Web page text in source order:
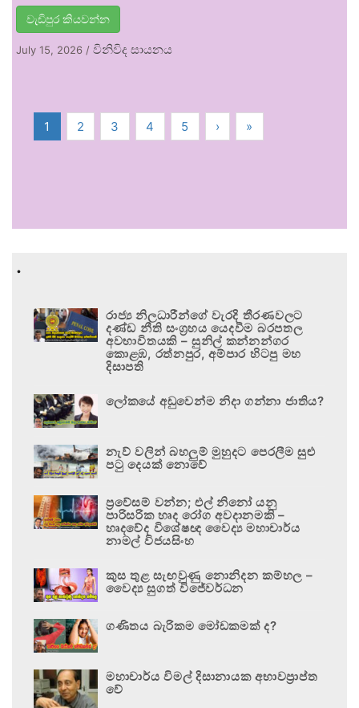
වැඩිපුර කියවන්න
July 15, 2026 / විනිවිද සායනය
1 2 3 4 5 › »
.
රාජ්‍ය නිලධාරීන්ගේ වැරදි තීරණවලට
දණ්ඩ නීති සංග්‍රහය යෙදවීම බරපතල
අවභාවිතයකි – සුනිල් කන්නන්ගර
කොළඹ, රත්නපුර, අම්පාර හිටපු මහ
දිසාපති
ලෝකයේ අඩුවෙන්ම නිදා ගන්නා ජාතිය?
නැව් වලින් බහලුම් මුහුදට පෙරලීම සුළු
පටු දෙයක් නොවේ
ප්‍රවේසම් වන්න; එල් නිනෝ යනු
පාරිසරික හෘද රෝග අවදානමකි –
හෘදවේද විශේෂඥ වෛද්‍ය මහාචාර්ය
නාමල් විජයසිංහ
කුස තුළ සැඟවුණු නොනිදන කම්හල –
වෛද්‍ය සුගත් විජේවර්ධන
ගණිතය බැරිකම මෝඩකමක් ද?
මහාචාර්ය විමල් දිසානායක අභාවප්‍රාප්ත
වේ